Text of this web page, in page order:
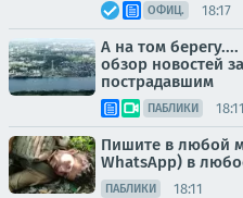
ОФИЦ. 18:17
А на том
обзор новостей
пострадавшим
ПАБЛИКИ 18:11
Пишите в любой
WhatsApp) в
ПАБЛИКИ 18:11